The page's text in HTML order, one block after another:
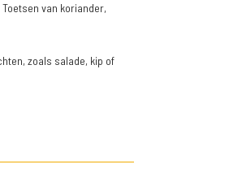
van koriander,
zoals salade, kip of